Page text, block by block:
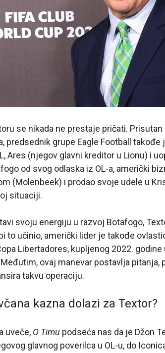
se nikada ne prestaje pričati.
predsednik grupe Eagle Football
Ares (njegov glavni kreditor u Lionu) i
od svog odlaska iz OL-a, američki
(Molenbeek) i prodao svoje udele u
situaciji.
svoju energiju u razvoj Botafogo,
to učinio, američki lider je takođe
Libertadores, kupljenog 2022.
ovaj manevar postavlja
takvu operaciju.
kazna dolazi za Textor?
uveče, O Timu podseća nas da je Džon
glavnog poverilca u OL-u, do